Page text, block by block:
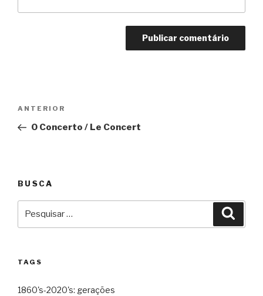
Post
Anterior
ANTERIOR
O Concerto / Le Concert
BUSCA
TAGS
1860's-2020's: gerações